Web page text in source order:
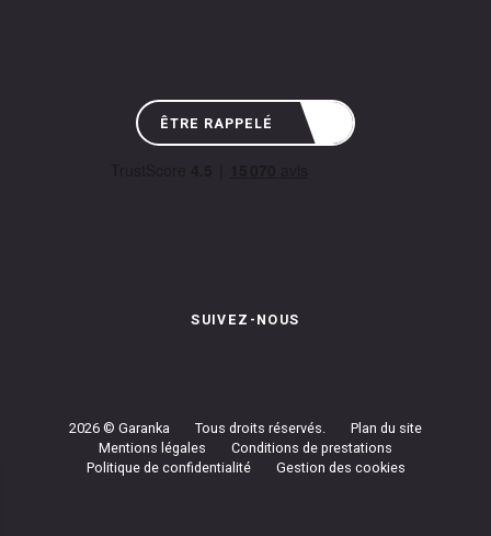
ÊTRE RAPPELÉ
SUIVEZ-NOUS
2026 © Garanka Tous droits réservés.
Plan du site
Mentions légales
Conditions de prestations
Politique de confidentialité
Gestion des cookies